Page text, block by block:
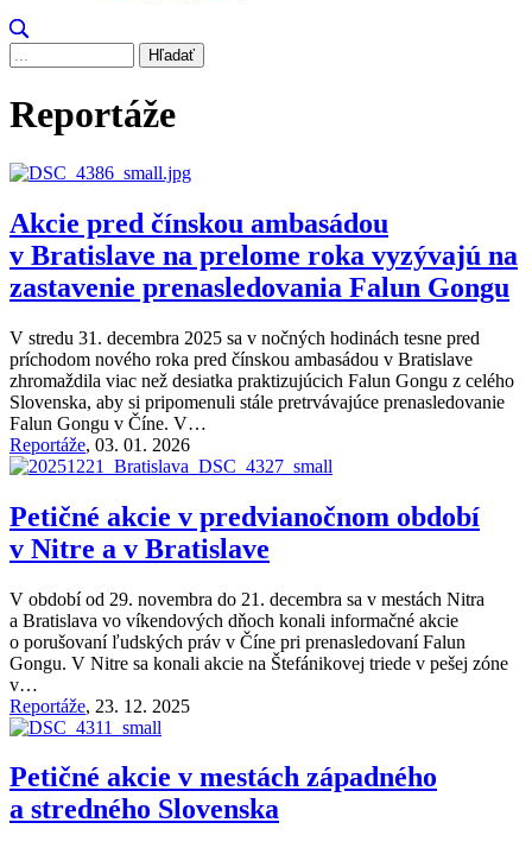
Hľadať
Reportáže
Akcie pred čínskou ambasádou
v Bratislave na prelome roka vyzývajú na
zastavenie prenasledovania Falun Gongu
V stredu 31. decembra 2025 sa v nočných hodinách tesne pred
príchodom nového roka pred čínskou ambasádou v Bratislave
zhromaždila viac než desiatka praktizujúcich Falun Gongu z celého
Slovenska, aby si pripomenuli stále pretrvávajúce prenasledovanie
Falun Gongu v Číne. V…
Reportáže, 03. 01. 2026
Petičné akcie v predvianočnom období
v Nitre a v Bratislave
V období od 29. novembra do 21. decembra sa v mestách Nitra
a Bratislava vo víkendových dňoch konali informačné akcie
o porušovaní ľudských práv v Číne pri prenasledovaní Falun
Gongu. V Nitre sa konali akcie na Štefánikovej triede v pešej zóne
v…
Reportáže, 23. 12. 2025
Petičné akcie v mestách západného
a stredného Slovenska